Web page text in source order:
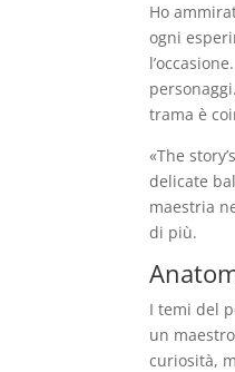
Ho
ogni
trama è
«The
delicate
maestria
di più.
I temi del
un
curiosità,